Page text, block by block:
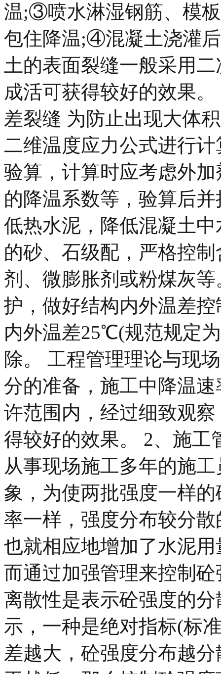
温;③喷水淋湿钢筋、模
包住降温;④混凝土浇灌
土的表面裂缝一般采用
成活可获得较好的效果
差裂缝 为防止出现大体
二维温度应力公式进行
验算，计算时应考虑外
的降温系数等，验算后
低热水泥，降低混凝土
的砂、石级配，严格控
剂、微膨胀剂或粉煤灰
护，做好结构内外温差
内外温差25℃(规范规定
除。 工程管理理论与现
分的准备，施工中降温
许范围内，经过细致观
得较好的效果。 2、施工
从事现场施工多年的施
象，为使两批强度一样
率一样，强度分布较分
也就相应地增加了水泥
而通过加强管理来控制
离散性是表示砼强度的
示，一种是绝对指标(标
差越大，砼强度分布越